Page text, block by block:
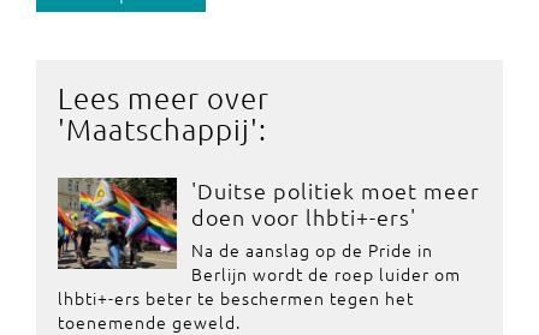
Lees meer over
'Maatschappij':
'Duitse politiek moet meer
doen voor lhbti+-ers'
Na de aanslag op de Pride in
Berlijn wordt de roep luider om
lhbti+-ers beter te beschermen tegen het
toenemende geweld.